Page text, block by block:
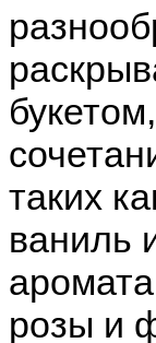
таких
ваниль
розы и